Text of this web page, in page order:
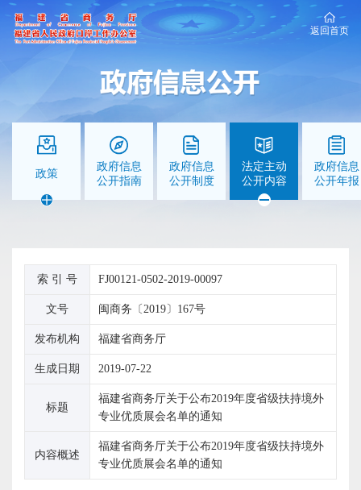
返回首页
政策
政府信息
公开指南
政府信息
公开制度
法定主动
公开内容
政府信息
公开年报
索 引 号 FJ00121-0502-2019-00097
文号 闽商务〔2019〕167号
发布机构 福建省商务厅
生成日期 2019-07-22
标题
福建省商务厅关于公布2019年度省级扶持境外
专业优质展会名单的通知
内容概述
福建省商务厅关于公布2019年度省级扶持境外
专业优质展会名单的通知